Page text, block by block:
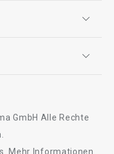
GmbH Alle Rechte
Mehr Informationen